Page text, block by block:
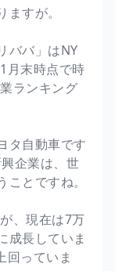
すが。
ババ」はNY
月末時点で時
ランキング
タ自動車です
企業は、世
とですね。
、現在は7万
成長していま
っていま